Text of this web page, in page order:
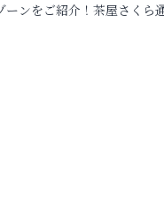
ンをご紹介！茶屋さくら